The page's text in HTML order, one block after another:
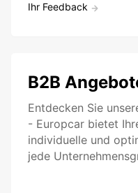
Ihr Feedback
B2B
Entdecken Sie
- Europcar bietet
individuelle und
jede